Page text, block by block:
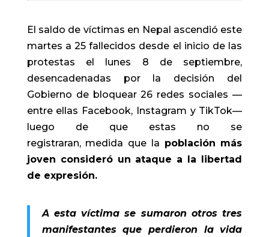
El saldo de víctimas en Nepal ascendió este
martes a 25 fallecidos desde el inicio de las
protestas el lunes 8 de septiembre,
desencadenadas por la decisión del
Gobierno de bloquear 26 redes sociales —
entre ellas Facebook, Instagram y TikTok—
luego de que estas no se
registraran, medida que la población más
joven consideró un ataque a la libertad
de expresión.
A esta víctima se sumaron otros tres
manifestantes que perdieron la vida